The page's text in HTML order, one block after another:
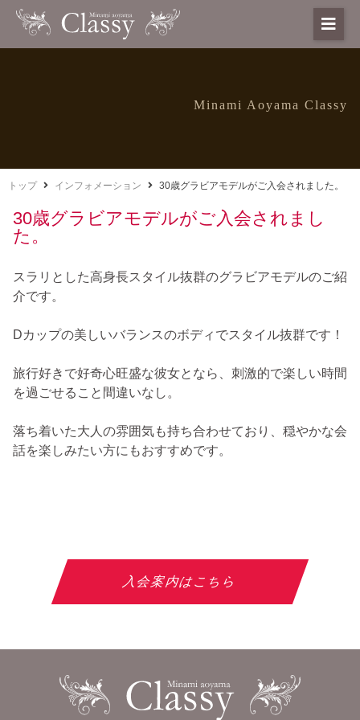
Minami Aoyama Classy
トップ インフォメーション 30歳グラビアモデルがご入会されました。
30歳グラビアモデルがご入会されまし
た。
スラリとした高身長スタイル抜群のグラビアモデルのご紹
介です。
Dカップの美しいバランスのボディでスタイル抜群です！
旅行好きで好奇心旺盛な彼女となら、刺激的で楽しい時間
を過ごせること間違いなし。
落ち着いた大人の雰囲気も持ち合わせており、穏やかな会
話を楽しみたい方にもおすすめです。
入会案内はこちら